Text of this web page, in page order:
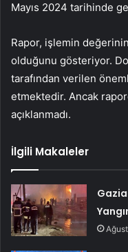
Mayıs 2024 tarihinde
Rapor, işlemin
olduğunu gösteriyor.
tarafından verilen
etmektedir. Ancak
açıklanmadı.
İlgili Makaleler